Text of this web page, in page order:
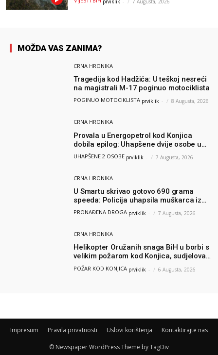
udružili snage
prviklik - 7 Augusta, 2026
MOŽDA VAS ZANIMA?
CRNA HRONIKA
Tragedija kod Hadžića: U teškoj nesreći
na magistrali M-17 poginuo motociklista
POGINUO MOTOCIKLISTA prviklik - 8 Augusta, 2026
CRNA HRONIKA
Provala u Energopetrol kod Konjica
dobila epilog: Uhapšene dvije osobe u
Čapljini i Jablanici
UHAPŠENE 2 OSOBE prviklik - 7 Augusta, 2026
CRNA HRONIKA
U Smartu skrivao gotovo 690 grama
speeda: Policija uhapsila muškarca iz
Hercegovine
PRONAĐENA DROGA prviklik - 7 Augusta, 2026
CRNA HRONIKA
Helikopter Oružanih snaga BiH u borbi s
velikim požarom kod Konjica, sudjelovao
i Air Tractor
POŽAR KOD KONJICA prviklik - 6 Augusta, 2026
Impresum Pravila privatnosti Uslovi korištenja Kontaktirajte nas
© Newspaper WordPress Theme by TagDiv